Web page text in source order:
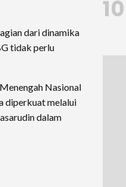
dari dinamika
tidak perlu
Nasional
diperkuat melalui
dalam
10